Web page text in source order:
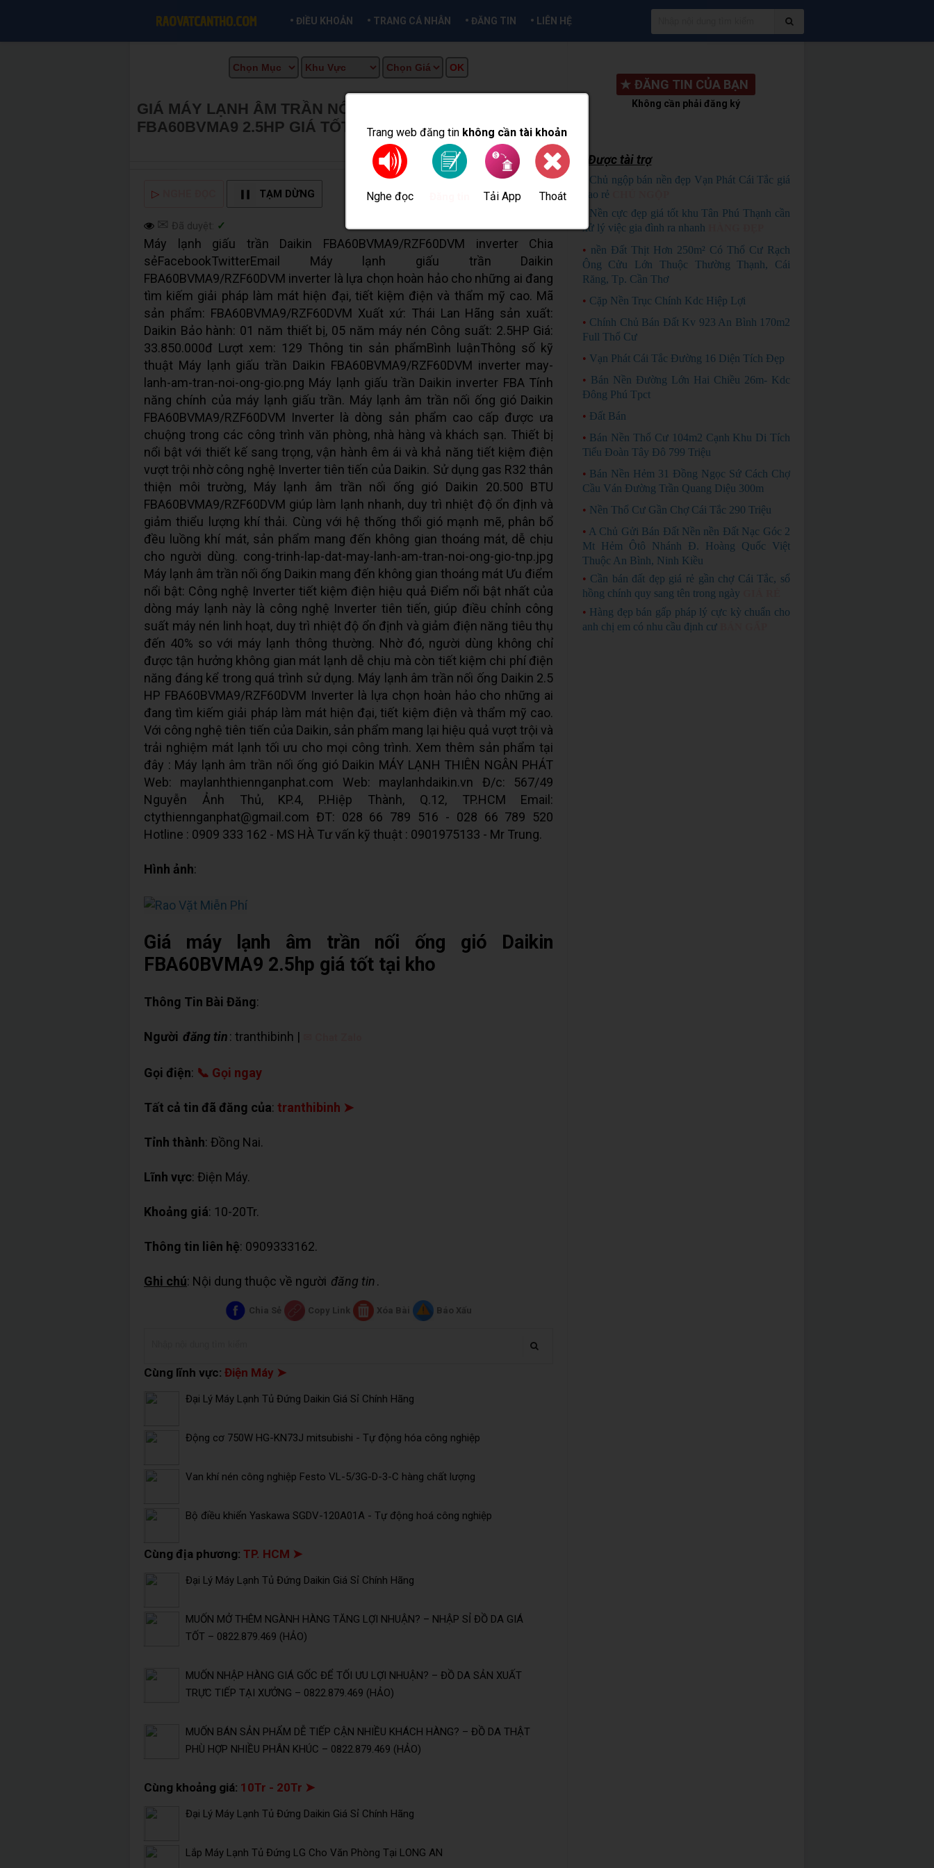
Trang web đăng tin không cần tài khoản
Nghe đọc Tải App Thoát
• ĐIỀU KHOẢN • TRANG CÁ NHÂN • ĐĂNG TIN • LIÊN HỆ
GIÁ MÁY LẠNH ÂM TRẦN NỐI ỐNG GIÓ DAIKIN
FBA60BVMA9 2.5HP GIÁ TỐT TẠI KHO★MUA BÁN TẠI
▷ TẠM DỪNG
✉ Đã duyệt: ✓
Máy lạnh giấu trần Daikin FBA60BVMA9/RZF60DVM inverter Chia
sẻFacebookTwitterEmail Máy lạnh giấu trần Daikin
FBA60BVMA9/RZF60DVM inverter là lựa chọn hoàn hảo cho những ai đang
tìm kiếm giải pháp làm mát hiện đại, tiết kiệm điện và thẩm mỹ cao. Mã
sản phẩm: FBA60BVMA9/RZF60DVM Xuất xứ: Thái Lan Hãng sản xuất:
Daikin Bảo hành: 01 năm thiết bị, 05 năm máy nén Công suất: 2.5HP Giá:
33.850.000đ Lượt xem: 129 Thông tin sản phẩmBình luậnThông số kỹ
thuật Máy lạnh giấu trần Daikin FBA60BVMA9/RZF60DVM inverter may-
lanh-am-tran-noi-ong-gio.png Máy lạnh giấu trần Daikin inverter FBA Tính
năng chính của máy lạnh giấu trần. Máy lạnh âm trần nối ống gió Daikin
FBA60BVMA9/RZF60DVM Inverter là dòng sản phẩm cao cấp được ưa
chuộng trong các công trình văn phòng, nhà hàng và khách sạn. Thiết bị
nổi bật với thiết kế sang trọng, vận hành êm ái và khả năng tiết kiệm điện
vượt trội nhờ công nghệ Inverter tiên tiến của Daikin. Sử dụng gas R32 thân
thiện môi trường, Máy lạnh âm trần nối ống gió Daikin 20.500 BTU
FBA60BVMA9/RZF60DVM giúp làm lạnh nhanh, duy trì nhiệt độ ổn định và
giảm thiểu lượng khí thải. Cùng với hệ thống thổi gió mạnh mẽ, phân bổ
đều luồng khí mát, sản phẩm mang đến không gian thoáng mát, dễ chịu
cho người dùng. cong-trinh-lap-dat-may-lanh-am-tran-noi-ong-gio-tnp.jpg
Máy lạnh âm trần nối ống Daikin mang đến không gian thoáng mát Ưu điểm
nổi bật: Công nghệ Inverter tiết kiệm điện hiệu quả Điểm nổi bật nhất của
dòng máy lạnh này là công nghệ Inverter tiên tiến, giúp điều chỉnh công
suất máy nén linh hoạt, duy trì nhiệt độ ổn định và giảm điện năng tiêu thụ
đến 40% so với máy lạnh thông thường. Nhờ đó, người dùng không chỉ
được tận hưởng không gian mát lạnh dễ chịu mà còn tiết kiệm chi phí điện
năng đáng kể trong quá trình sử dụng. Máy lạnh âm trần nối ống Daikin 2.5
HP FBA60BVMA9/RZF60DVM Inverter là lựa chọn hoàn hảo cho những ai
đang tìm kiếm giải pháp làm mát hiện đại, tiết kiệm điện và thẩm mỹ cao.
Với công nghệ tiên tiến của Daikin, sản phẩm mang lại hiệu quả vượt trội và
trải nghiệm mát lạnh tối ưu cho mọi công trình. Xem thêm sản phẩm tại
đây : Máy lạnh âm trần nối ống gió Daikin MÁY LẠNH THIÊN NGÂN PHÁT
Web: maylanhthiennganphat.com Web: maylanhdaikin.vn Đ/c: 567/49
Nguyễn Ảnh Thủ, KP.4, P.Hiệp Thành, Q.12, TP.HCM Email:
ctythiennganphat@gmail.com ĐT: 028 66 789 516 - 028 66 789 520
Hotline : 0909 333 162 - MS HÀ Tư vấn kỹ thuật : 0901975133 - Mr Trung.
Hình ảnh:
Giá máy lạnh âm trần nối ống gió Daikin
FBA60BVMA9 2.5hp giá tốt tại kho
Thông Tin Bài Đăng:
Người đăng tin: tranthibinh |
Gọi điện: 📞 Gọi ngay
Tất cả tin đã đăng của: tranthibinh ➤
Tỉnh thành: Đồng Nai.
Lĩnh vực: Điện Máy.
Khoảng giá: 10-20Tr.
Thông tin liên hệ: 0909333162.
Ghi chú: Nội dung thuộc về người đăng tin.
Chia Sẻ Copy Link Xóa Bài Báo Xấu
Cùng lĩnh vực: Điện Máy ➤
Đại Lý Máy Lạnh Tủ Đứng Daikin Giá Sỉ Chính Hãng
Động cơ 750W HG-KN73J mitsubishi - Tự động hóa công nghiệp
Van khí nén công nghiệp Festo VL-5/3G-D-3-C hàng chất lượng
Bộ điều khiển Yaskawa SGDV-120A01A - Tự động hoá công nghiệp
Cùng địa phương: TP. HCM ➤
Đại Lý Máy Lạnh Tủ Đứng Daikin Giá Sỉ Chính Hãng
MUỐN MỞ THÊM NGÀNH HÀNG TĂNG LỢI NHUẬN? – NHẬP SỈ ĐỒ DA GIÁ
TỐT – 0822.879.469 (HẢO)
MUỐN NHẬP HÀNG GIÁ GỐC ĐỂ TỐI ƯU LỢI NHUẬN? – ĐỒ DA SẢN XUẤT
TRỰC TIẾP TẠI XƯỞNG – 0822.879.469 (HẢO)
MUỐN BÁN SẢN PHẨM DỄ TIẾP CẬN NHIỀU KHÁCH HÀNG? – ĐỒ DA THẬT
PHÙ HỢP NHIỀU PHÂN KHÚC – 0822.879.469 (HẢO)
Cùng khoảng giá: 10Tr - 20Tr ➤
Đại Lý Máy Lạnh Tủ Đứng Daikin Giá Sỉ Chính Hãng
Lắp Máy Lạnh Tủ Đứng LG Cho Văn Phòng Tại LONG AN
★ ĐĂNG TIN CỦA BẠN
Không cần phải đăng ký
Được tài trợ
Chủ ngộp bán nền đẹp Vạn Phát Cái Tắc giá
bao rẻ
Nền cực đẹp giá tốt khu Tân Phú Thạnh cần
xử lý việc gia đình ra nhanh
• nền Đất Thịt Hơn 250m² Có Thổ Cư Rạch
Ông Cửu Lớn Thuộc Thường Thạnh, Cái
Răng, Tp. Cần Thơ
• Cặp Nền Trục Chính Kdc Hiệp Lợi
• Chính Chủ Bán Đất Kv 923 An Bình 170m2
Full Thổ Cư
• Vạn Phát Cái Tắc Đường 16 Diện Tích Đẹp
• Bán Nền Đường Lớn Hai Chiều 26m- Kdc
Đông Phú Tpct
• Đất Bán
• Bán Nền Thổ Cư 104m2 Cạnh Khu Di Tích
Tiểu Đoàn Tây Đô 799 Triệu
• Bán Nền Hẻm 31 Đồng Ngọc Sứ Cách Chợ
Cầu Ván Đường Trần Quang Diệu 300m
• Nền Thổ Cư Gần Chợ Cái Tắc 290 Triệu
• A Chủ Gửi Bán Đất Nền nền Đất Nạc Góc 2
Mt Hẻm Ôtô Nhánh Đ. Hoàng Quốc Việt
Thuộc An Bình, Ninh Kiều
• Cần bán đất đẹp giá rẻ gần chợ Cái Tắc, sổ
hồng chính quy sang tên trong ngày
• Hàng đẹp bán gấp pháp lý cực kỳ chuẩn cho
anh chị em có nhu cầu định cư